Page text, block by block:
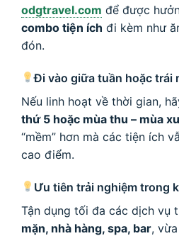
odgtravel.com để được
combo tiện ích đi kèm như
đón.
Đi vào giữa tuần hoặc trái
Nếu linh hoạt về thời gian,
thứ 5 hoặc mùa thu – mùa
“mềm” hơn mà các tiện ích
cao điểm.
Ưu tiên trải nghiệm trong
Tận dụng tối đa các dịch vụ
mặn, nhà hàng, spa, bar,